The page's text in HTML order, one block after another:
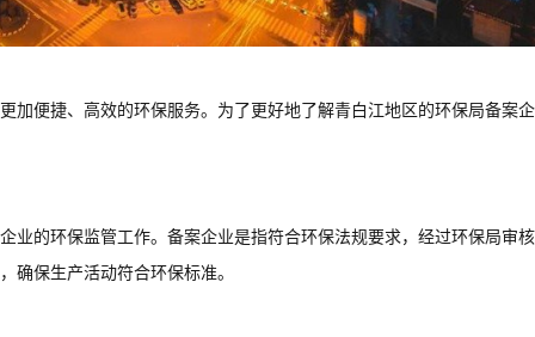
加便捷、高效的环保服务。为了更好地了解青白江地区的环保局备案
业的环保监管工作。备案企业是指符合环保法规要求，经过环保局审
确保生产活动符合环保标准。